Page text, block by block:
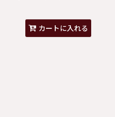
カートに入れる